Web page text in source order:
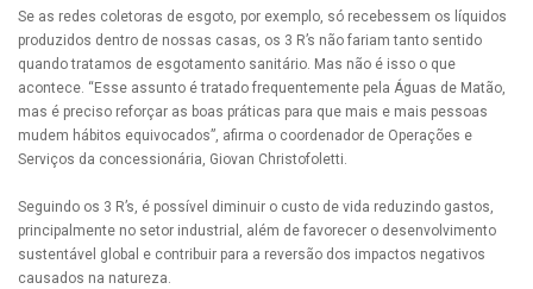
Se as redes coletoras de esgoto, por exemplo, só recebessem os líquidos
produzidos dentro de nossas casas, os 3 R’s não fariam tanto sentido
quando tratamos de esgotamento sanitário. Mas não é isso o que
acontece. “Esse assunto é tratado frequentemente pela Águas de Matão,
mas é preciso reforçar as boas práticas para que mais e mais pessoas
mudem hábitos equivocados”, afirma o coordenador de Operações e
Serviços da concessionária, Giovan Christofoletti.
Seguindo os 3 R’s, é possível diminuir o custo de vida reduzindo gastos,
principalmente no setor industrial, além de favorecer o desenvolvimento
sustentável global e contribuir para a reversão dos impactos negativos
causados na natureza.